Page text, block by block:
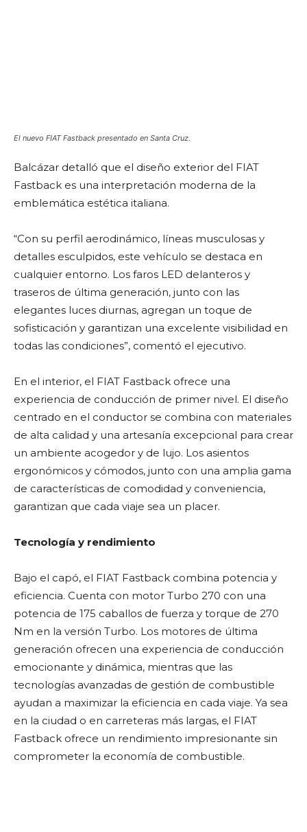
El nuevo FIAT Fastback presentado en Santa Cruz.
Balcázar detalló que el diseño exterior del FIAT
Fastback es una interpretación moderna de la
emblemática estética italiana.
“Con su perfil aerodinámico, líneas musculosas y
detalles esculpidos, este vehículo se destaca en
cualquier entorno. Los faros LED delanteros y
traseros de última generación, junto con las
elegantes luces diurnas, agregan un toque de
sofisticación y garantizan una excelente visibilidad en
todas las condiciones”, comentó el ejecutivo.
En el interior, el FIAT Fastback ofrece una
experiencia de conducción de primer nivel. El diseño
centrado en el conductor se combina con materiales
de alta calidad y una artesanía excepcional para crear
un ambiente acogedor y de lujo. Los asientos
ergonómicos y cómodos, junto con una amplia gama
de características de comodidad y conveniencia,
garantizan que cada viaje sea un placer.
Tecnología y rendimiento
Bajo el capó, el FIAT Fastback combina potencia y
eficiencia. Cuenta con motor Turbo 270 con una
potencia de 175 caballos de fuerza y torque de 270
Nm en la versión Turbo. Los motores de última
generación ofrecen una experiencia de conducción
emocionante y dinámica, mientras que las
tecnologías avanzadas de gestión de combustible
ayudan a maximizar la eficiencia en cada viaje. Ya sea
en la ciudad o en carreteras más largas, el FIAT
Fastback ofrece un rendimiento impresionante sin
comprometer la economía de combustible.